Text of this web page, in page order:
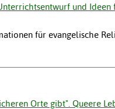
und Ideen
für evangelische
Orte gibt". Queere